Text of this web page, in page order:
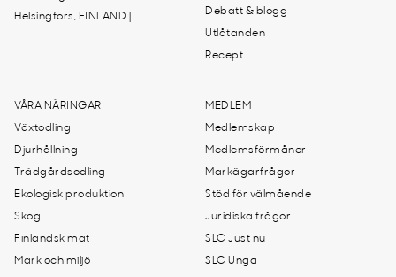
Helsingfors, FINLAND |
Debatt & blogg
Utlåtanden
Recept
VÅRA NÄRINGAR
Växtodling
Djurhållning
Trädgårdsodling
Ekologisk produktion
Skog
Finländsk mat
Mark och miljö
MEDLEM
Medlemskap
Medlemsförmåner
Markägarfrågor
Stöd för välmående
Juridiska frågor
SLC Just nu
SLC Unga